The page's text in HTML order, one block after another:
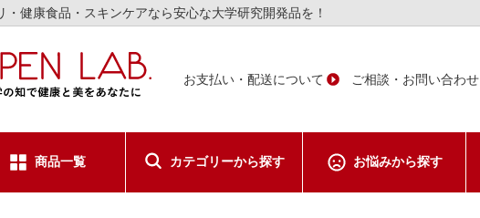
・健康食品・スキンケアなら安心な大学研究開発品を！
お支払い・配送について ご相談・お問い合わせ
商品一覧 カテゴリーから探す お悩みから探す